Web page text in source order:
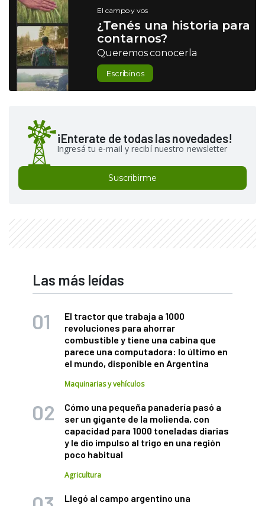
El campo y vos
¿Tenés una historia para
contarnos?
Queremos conocerla
Escribinos
¡Enterate de todas las novedades!
Ingresá tu e-mail y recibí nuestro newsletter
Suscribirme
Las más leídas
El tractor que trabaja a 1000
revoluciones para ahorrar
combustible y tiene una cabina que
parece una computadora: lo último en
el mundo, disponible en Argentina
Maquinarias y vehículos
Cómo una pequeña panadería pasó a
ser un gigante de la molienda, con
capacidad para 1000 toneladas diarias
y le dio impulso al trigo en una región
poco habitual
Agricultura
Llegó al campo argentino una